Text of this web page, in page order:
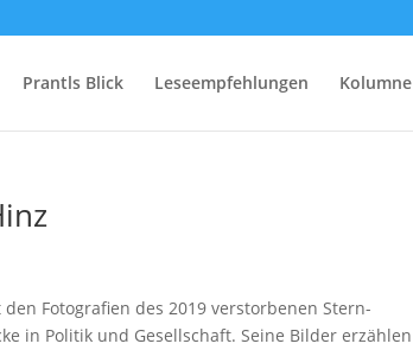
Prantls Blick Leseempfehlungen Kolumne
Fotografien des 2019 verstorbenen Stern-
in Politik und Gesellschaft. Seine Bilder erzählen